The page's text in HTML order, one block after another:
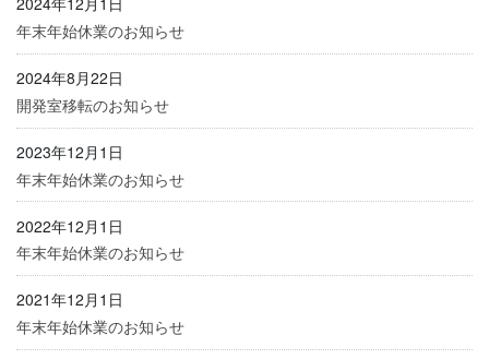
年末年始休業のお知らせ
2024年8月22日
開発室移転のお知らせ
2023年12月1日
年末年始休業のお知らせ
2022年12月1日
年末年始休業のお知らせ
2021年12月1日
年末年始休業のお知らせ